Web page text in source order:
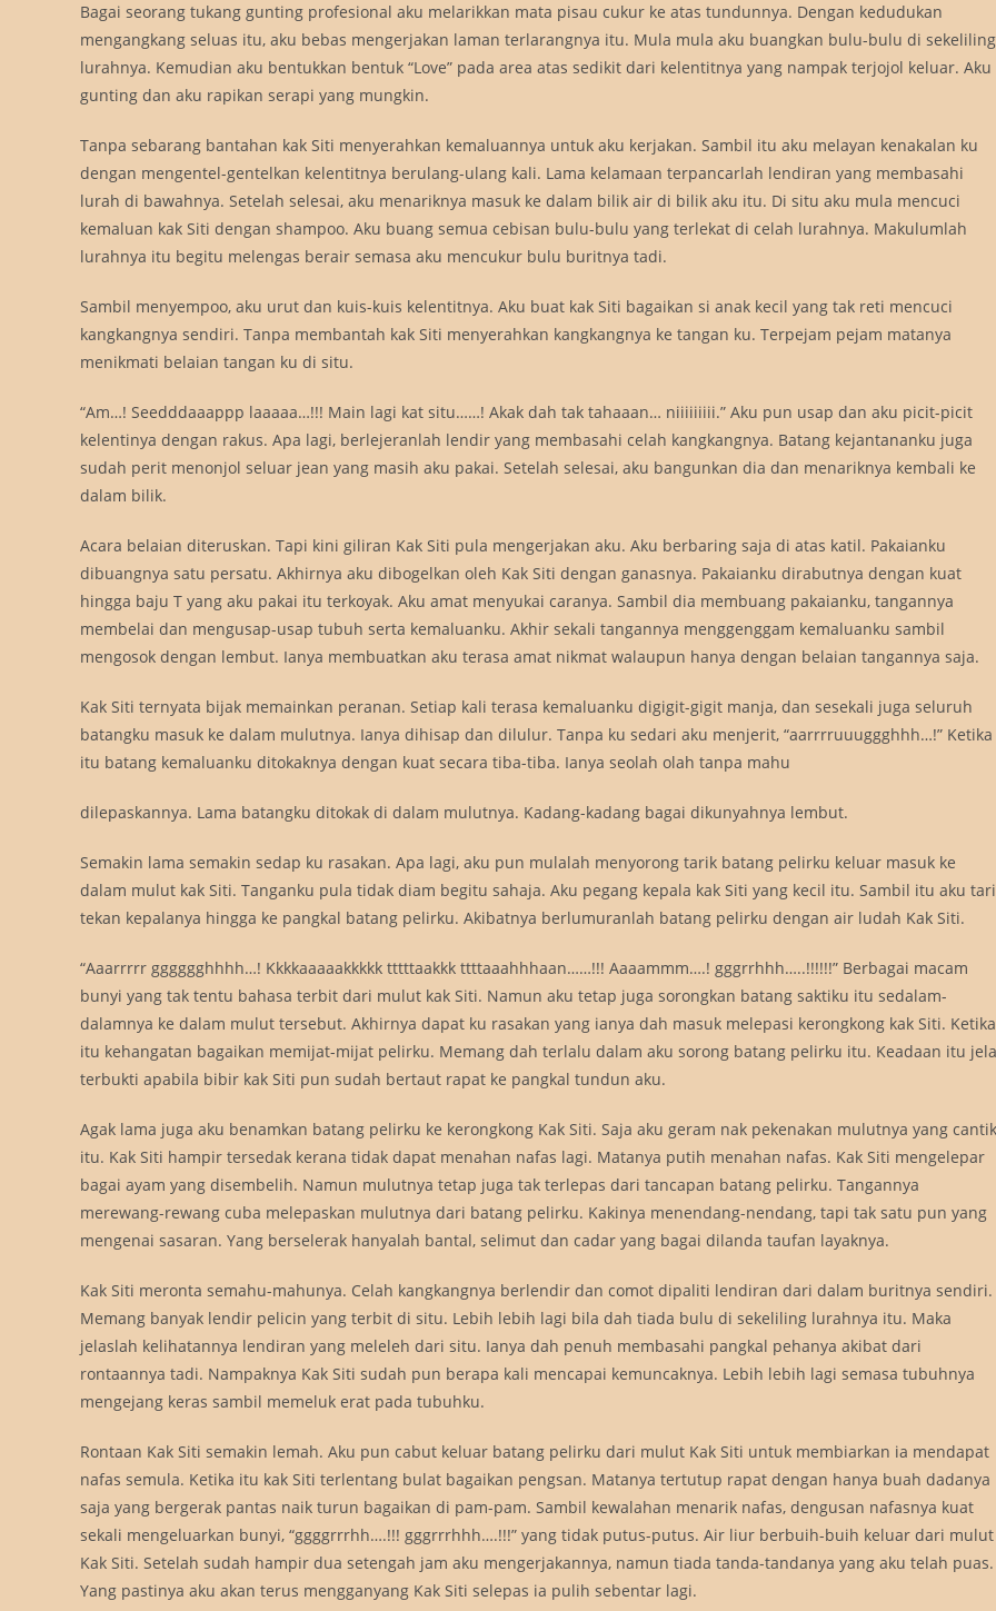
Bagai seorang tukang gunting profesional aku melarikkan mata pisau cukur ke atas tundunnya. Dengan kedudukan
mengangkang seluas itu, aku bebas mengerjakan laman terlarangnya itu. Mula mula aku buangkan bulu-bulu di sekeliling
lurahnya. Kemudian aku bentukkan bentuk “Love” pada area atas sedikit dari kelentitnya yang nampak terjojol keluar. Aku
gunting dan aku rapikan serapi yang mungkin.
Tanpa sebarang bantahan kak Siti menyerahkan kemaluannya untuk aku kerjakan. Sambil itu aku melayan kenakalan ku
dengan mengentel-gentelkan kelentitnya berulang-ulang kali. Lama kelamaan terpancarlah lendiran yang membasahi
lurah di bawahnya. Setelah selesai, aku menariknya masuk ke dalam bilik air di bilik aku itu. Di situ aku mula mencuci
kemaluan kak Siti dengan shampoo. Aku buang semua cebisan bulu-bulu yang terlekat di celah lurahnya. Makulumlah
lurahnya itu begitu melengas berair semasa aku mencukur bulu buritnya tadi.
Sambil menyempoo, aku urut dan kuis-kuis kelentitnya. Aku buat kak Siti bagaikan si anak kecil yang tak reti mencuci
kangkangnya sendiri. Tanpa membantah kak Siti menyerahkan kangkangnya ke tangan ku. Terpejam pejam matanya
menikmati belaian tangan ku di situ.
“Am…! Seedddaaappp laaaaa…!!! Main lagi kat situ……! Akak dah tak tahaaan… niiiiiiiii.” Aku pun usap dan aku picit-picit
kelentinya dengan rakus. Apa lagi, berlejeranlah lendir yang membasahi celah kangkangnya. Batang kejantananku juga
sudah perit menonjol seluar jean yang masih aku pakai. Setelah selesai, aku bangunkan dia dan menariknya kembali ke
dalam bilik.
Acara belaian diteruskan. Tapi kini giliran Kak Siti pula mengerjakan aku. Aku berbaring saja di atas katil. Pakaianku
dibuangnya satu persatu. Akhirnya aku dibogelkan oleh Kak Siti dengan ganasnya. Pakaianku dirabutnya dengan kuat
hingga baju T yang aku pakai itu terkoyak. Aku amat menyukai caranya. Sambil dia membuang pakaianku, tangannya
membelai dan mengusap-usap tubuh serta kemaluanku. Akhir sekali tangannya menggenggam kemaluanku sambil
mengosok dengan lembut. Ianya membuatkan aku terasa amat nikmat walaupun hanya dengan belaian tangannya saja.
Kak Siti ternyata bijak memainkan peranan. Setiap kali terasa kemaluanku digigit-gigit manja, dan sesekali juga seluruh
batangku masuk ke dalam mulutnya. Ianya dihisap dan dilulur. Tanpa ku sedari aku menjerit, “aarrrruuuggghhh…!” Ketika
itu batang kemaluanku ditokaknya dengan kuat secara tiba-tiba. Ianya seolah olah tanpa mahu
dilepaskannya. Lama batangku ditokak di dalam mulutnya. Kadang-kadang bagai dikunyahnya lembut.
Semakin lama semakin sedap ku rasakan. Apa lagi, aku pun mulalah menyorong tarik batang pelirku keluar masuk ke
dalam mulut kak Siti. Tanganku pula tidak diam begitu sahaja. Aku pegang kepala kak Siti yang kecil itu. Sambil itu aku
tekan kepalanya hingga ke pangkal batang pelirku. Akibatnya berlumuranlah batang pelirku dengan air ludah Kak Siti.
“Aaarrrrr gggggghhhh…! Kkkkaaaaakkkkk tttttaakkk ttttaaahhhaan……!!! Aaaammm….! gggrrhhh…..!!!!!!” Berbagai macam
bunyi yang tak tentu bahasa terbit dari mulut kak Siti. Namun aku tetap juga sorongkan batang saktiku itu sedalam-
dalamnya ke dalam mulut tersebut. Akhirnya dapat ku rasakan yang ianya dah masuk melepasi kerongkong kak Siti. Ketika
itu kehangatan bagaikan memijat-mijat pelirku. Memang dah terlalu dalam aku sorong batang pelirku itu. Keadaan itu
terbukti apabila bibir kak Siti pun sudah bertaut rapat ke pangkal tundun aku.
Agak lama juga aku benamkan batang pelirku ke kerongkong Kak Siti. Saja aku geram nak pekenakan mulutnya yang cantik
itu. Kak Siti hampir tersedak kerana tidak dapat menahan nafas lagi. Matanya putih menahan nafas. Kak Siti mengelepar
bagai ayam yang disembelih. Namun mulutnya tetap juga tak terlepas dari tancapan batang pelirku. Tangannya
merewang-rewang cuba melepaskan mulutnya dari batang pelirku. Kakinya menendang-nendang, tapi tak satu pun yang
mengenai sasaran. Yang berselerak hanyalah bantal, selimut dan cadar yang bagai dilanda taufan layaknya.
Kak Siti meronta semahu-mahunya. Celah kangkangnya berlendir dan comot dipaliti lendiran dari dalam buritnya sendiri.
Memang banyak lendir pelicin yang terbit di situ. Lebih lebih lagi bila dah tiada bulu di sekeliling lurahnya itu. Maka
jelaslah kelihatannya lendiran yang meleleh dari situ. Ianya dah penuh membasahi pangkal pehanya akibat dari
rontaannya tadi. Nampaknya Kak Siti sudah pun berapa kali mencapai kemuncaknya. Lebih lebih lagi semasa tubuhnya
mengejang keras sambil memeluk erat pada tubuhku.
Rontaan Kak Siti semakin lemah. Aku pun cabut keluar batang pelirku dari mulut Kak Siti untuk membiarkan ia mendapat
nafas semula. Ketika itu kak Siti terlentang bulat bagaikan pengsan. Matanya tertutup rapat dengan hanya buah dadanya
saja yang bergerak pantas naik turun bagaikan di pam-pam. Sambil kewalahan menarik nafas, dengusan nafasnya kuat
sekali mengeluarkan bunyi, “ggggrrrhh….!!! gggrrrhhh….!!!” yang tidak putus-putus. Air liur berbuih-buih keluar dari mulut
Kak Siti. Setelah sudah hampir dua setengah jam aku mengerjakannya, namun tiada tanda-tandanya yang aku telah puas.
Yang pastinya aku akan terus mengganyang Kak Siti selepas ia pulih sebentar lagi.